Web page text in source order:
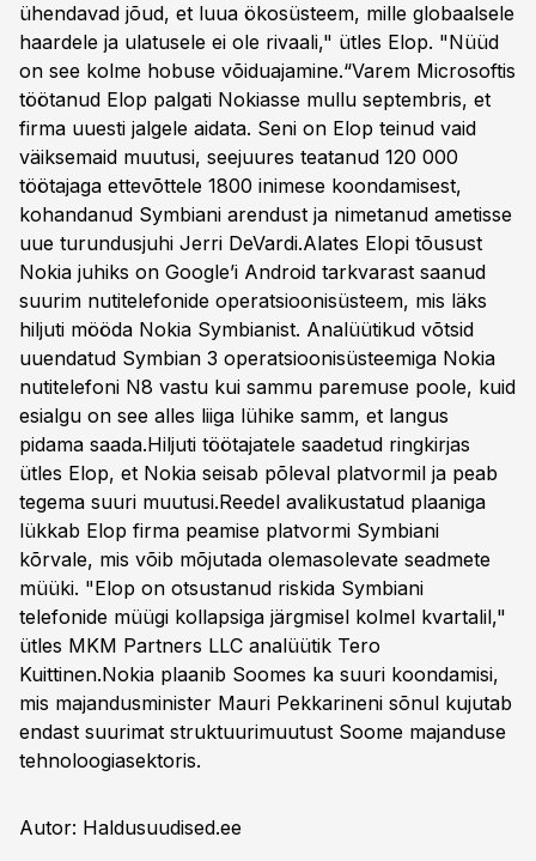
ühendavad jõud, et luua ökosüsteem, mille globaalsele
haardele ja ulatusele ei ole rivaali," ütles Elop. "Nüüd
on see kolme hobuse võiduajamine.“Varem Microsoftis
töötanud Elop palgati Nokiasse mullu septembris, et
firma uuesti jalgele aidata. Seni on Elop teinud vaid
väiksemaid muutusi, seejuures teatanud 120 000
töötajaga ettevõttele 1800 inimese koondamisest,
kohandanud Symbiani arendust ja nimetanud ametisse
uue turundusjuhi Jerri DeVardi.Alates Elopi tõusust
Nokia juhiks on Google’i Android tarkvarast saanud
suurim nutitelefonide operatsioonisüsteem, mis läks
hiljuti mööda Nokia Symbianist. Analüütikud võtsid
uuendatud Symbian 3 operatsioonisüsteemiga Nokia
nutitelefoni N8 vastu kui sammu paremuse poole, kuid
esialgu on see alles liiga lühike samm, et langus
pidama saada.Hiljuti töötajatele saadetud ringkirjas
ütles Elop, et Nokia seisab põleval platvormil ja peab
tegema suuri muutusi.Reedel avalikustatud plaaniga
lükkab Elop firma peamise platvormi Symbiani
kõrvale, mis võib mõjutada olemasolevate seadmete
müüki. "Elop on otsustanud riskida Symbiani
telefonide müügi kollapsiga järgmisel kolmel kvartalil,"
ütles MKM Partners LLC analüütik Tero
Kuittinen.Nokia plaanib Soomes ka suuri koondamisi,
mis majandusminister Mauri Pekkarineni sõnul kujutab
endast suurimat struktuurimuutust Soome majanduse
tehnoloogiasektoris.
Autor: Haldusuudised.ee